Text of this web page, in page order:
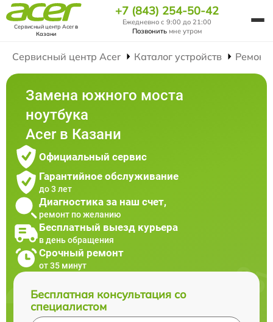
Сервисный центр Acerв
Казани
+7 (843) 254-50-42
Ежедневно с 9:00 до 21:00
Позвонить мне утром
Сервисный центр Acer Каталог устройств Ремонт
Замена южного моста
ноутбука
Acer в Казани
Официальный сервис
Гарантийное обслуживание
до 3 лет
Диагностика за наш счет,
ремонт по желанию
Бесплатный выезд курьера
в день обращения
Срочный ремонт
от 35 минут
Бесплатная консультация со
специалистом